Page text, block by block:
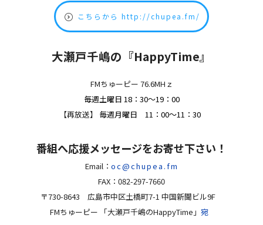
こちらから http://chupea.fm/
大瀬戸千嶋の『HappyTime』
FMちゅーピー 76.6MHｚ
毎週土曜日 18：30～19：00
【再放送】
毎週月曜日 11：00～11：30
番組へ応援メッセージをお寄せ下さい！
Email： oc@chupea.fm
FAX：082-297-7660
〒730-8643 広島市中区土橋町7-1 中国新聞ビル9F
FMちゅーピー
「大瀬戸千嶋のHappyTime」 宛